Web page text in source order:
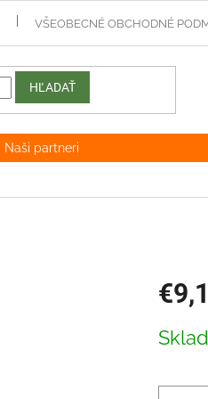
VŠEOBECNÉ OBCHODNÉ
HĽADAŤ
Naši partneri
cena: